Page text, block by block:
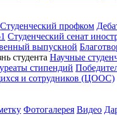
Студенческий профком
Студенческий сенат
выпускной
студента Научные
стипендий
и сотрудников (ЦООС)
Фотогалерея Видео